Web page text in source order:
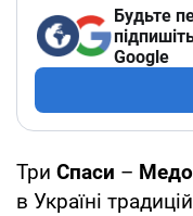
Будьте
Google
Три Спаси –
в Україні